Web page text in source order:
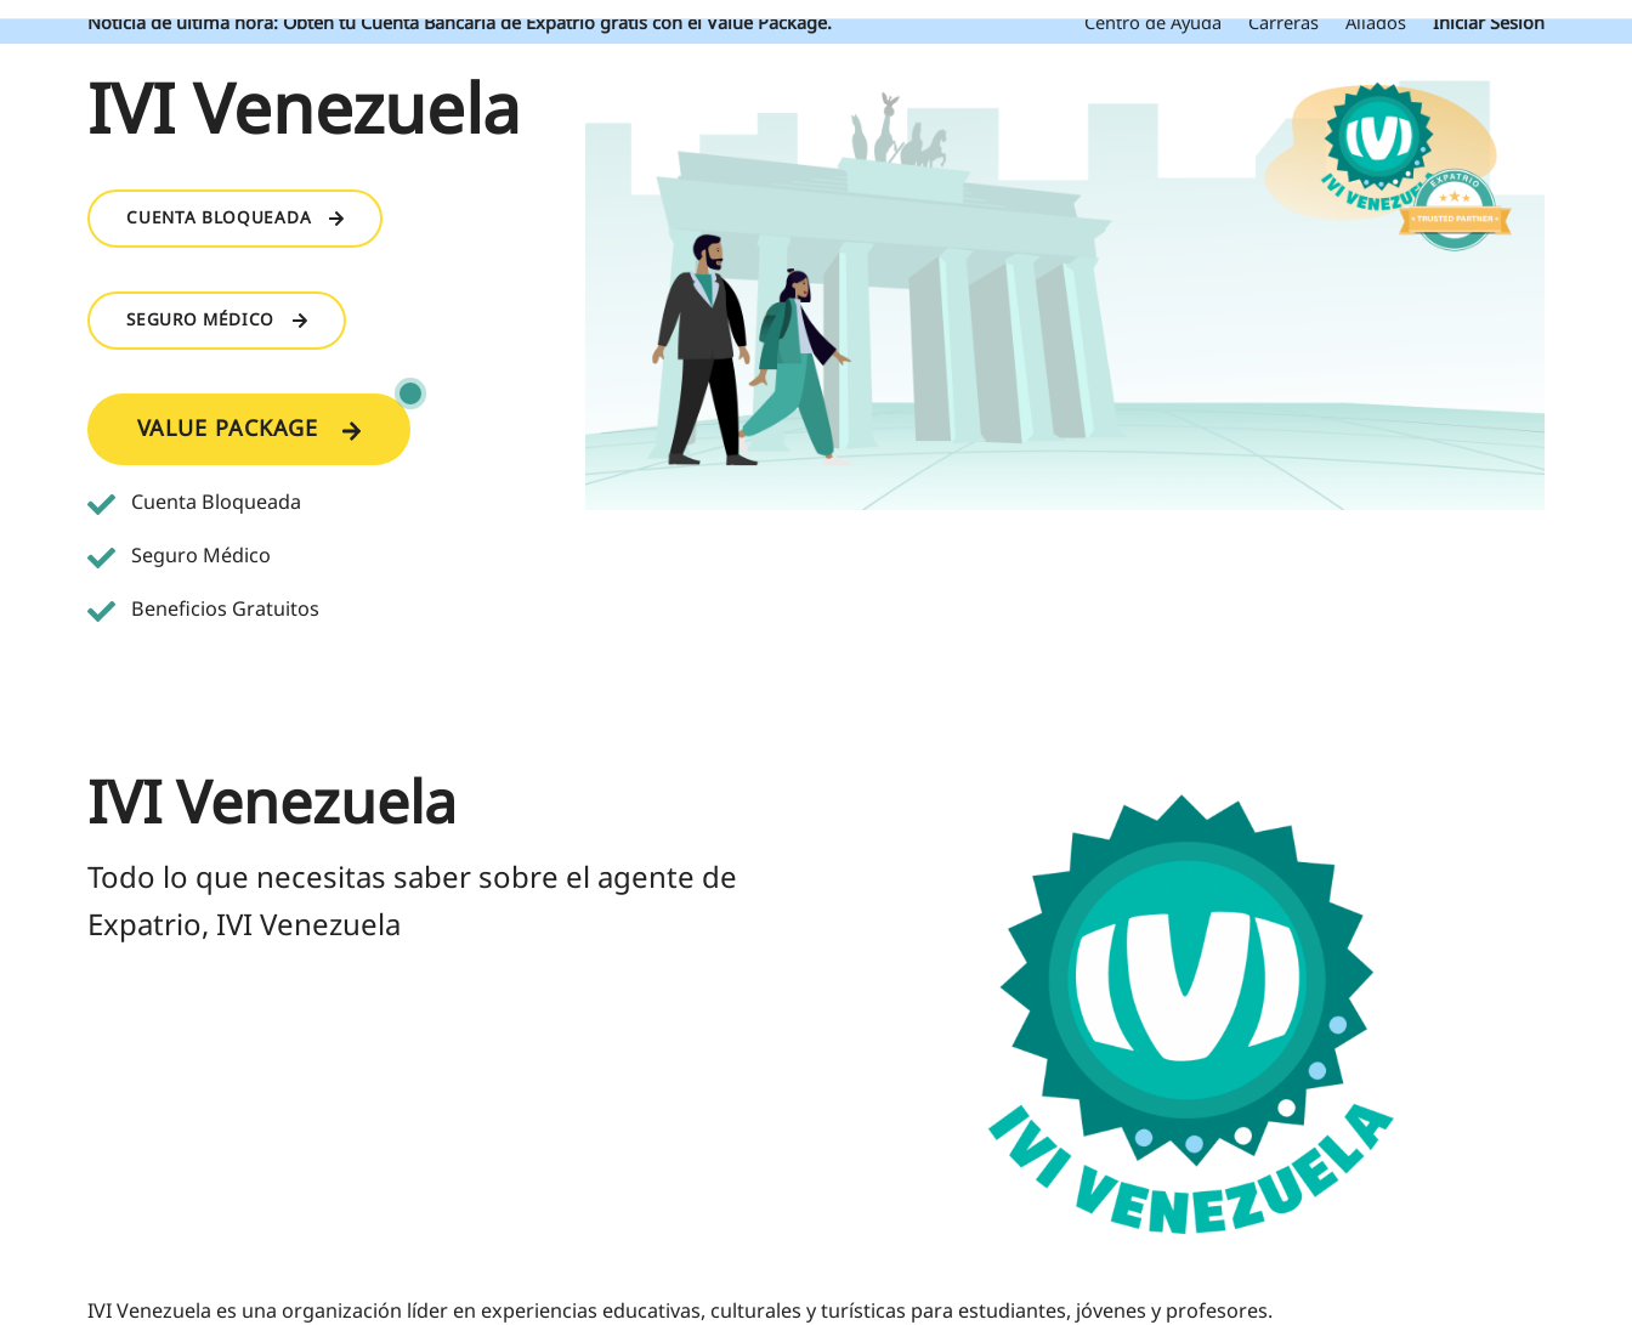
Noticia de última hora: Obtén tu Cuenta Bancaria de Expatrio gratis con el Value Package. Centro de Ayuda Carreras Aliados Iniciar Sesión
IVI Venezuela
CUENTA BLOQUEADA
SEGURO MÉDICO
VALUE PACKAGE
Cuenta Bloqueada
Seguro Médico
Beneficios Gratuitos
IVI Venezuela
Todo lo que necesitas saber sobre el agente de
Expatrio, IVI Venezuela
IVI Venezuela es una organización líder en experiencias educativas, culturales y turísticas para estudiantes, jóvenes y profesores.